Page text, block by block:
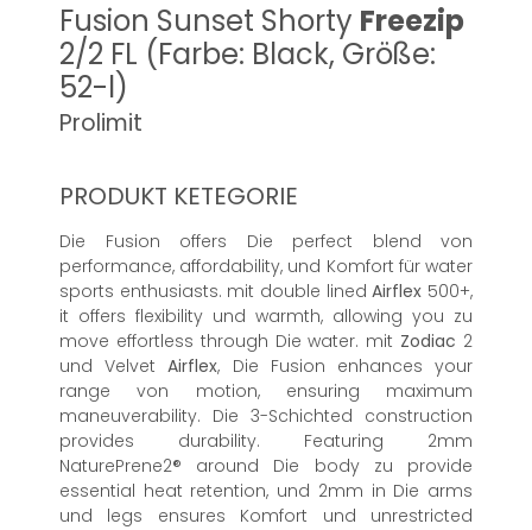
Fusion Sunset Shorty Freezip
2/2 FL (Farbe: Black, Größe:
52-l)
Prolimit
PRODUKT KETEGORIE
Die Fusion offers Die perfect blend von
performance, affordability, und Komfort für water
sports enthusiasts. mit double linedAirflex 500+,
it offers flexibility und warmth, allowing you zu
move effortless through Die water. mit Zodiac 2
und VelvetAirflex, Die Fusion enhances your
range von motion, ensuring maximum
maneuverability. Die 3-Schichted construction
provides durability. Featuring 2mm
NaturePrene2® around Die body zu provide
essential heat retention, und 2mm in Die arms
und legs ensures Komfort und unrestricted